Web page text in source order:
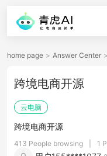
home page > Answer Center >
跨境电商开源
云电脑
跨境电商开源
413 People browsing 1